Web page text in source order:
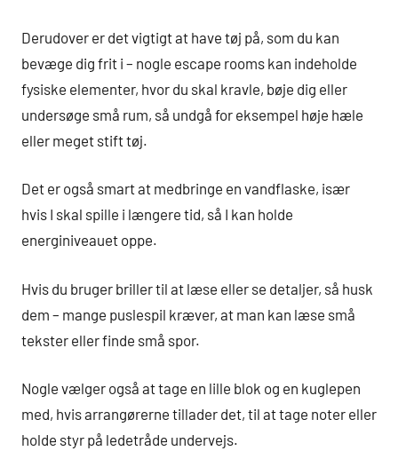
Derudover er det vigtigt at have tøj på, som du kan
bevæge dig frit i – nogle escape rooms kan indeholde
fysiske elementer, hvor du skal kravle, bøje dig eller
undersøge små rum, så undgå for eksempel høje hæle
eller meget stift tøj.
Det er også smart at medbringe en vandflaske, især
hvis I skal spille i længere tid, så I kan holde
energiniveauet oppe.
Hvis du bruger briller til at læse eller se detaljer, så husk
dem – mange puslespil kræver, at man kan læse små
tekster eller finde små spor.
Nogle vælger også at tage en lille blok og en kuglepen
med, hvis arrangørerne tillader det, til at tage noter eller
holde styr på ledetråde undervejs.